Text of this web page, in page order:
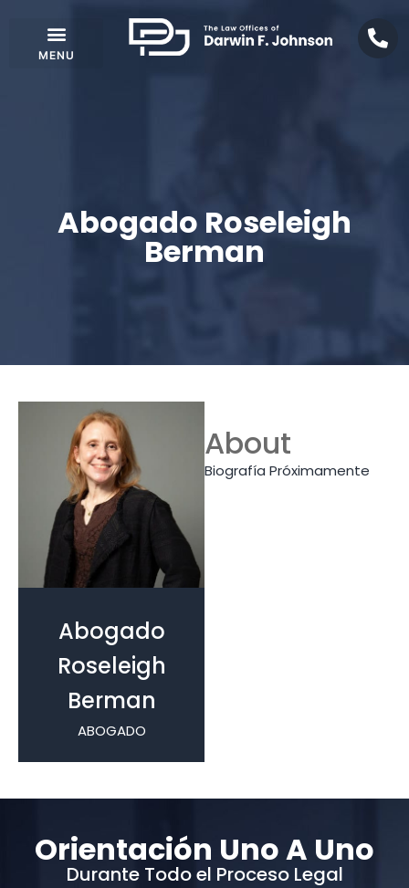
Abogado Roseleigh
Berman
Abogado
Roseleigh
Berman
ABOGADO
About
Biografía Próximamente
Orientación Uno A Uno
Durante Todo el Proceso Legal